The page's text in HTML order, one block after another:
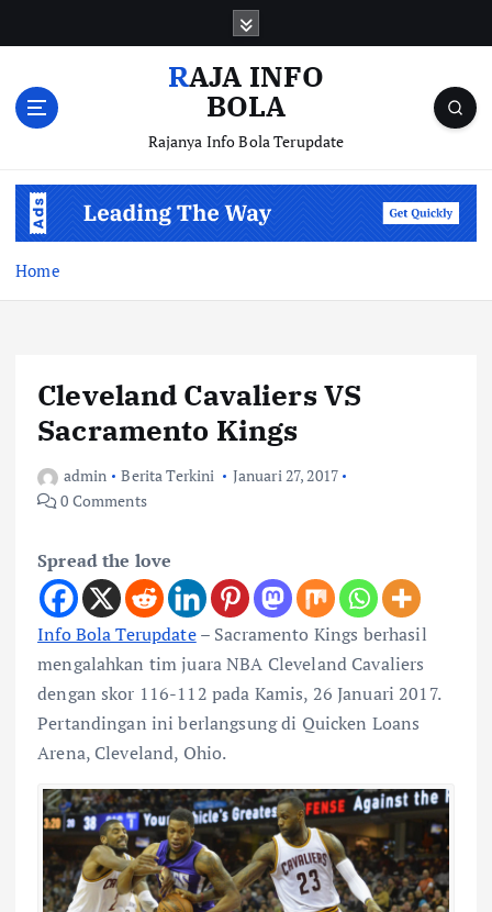
RAJA INFO
BOLA
Rajanya Info Bola Terupdate
Home
Cleveland Cavaliers VS
Sacramento Kings
admin Berita Terkini
Januari 27, 2017
0 Comments
Spread the love
Info Bola Terupdate– Sacramento Kings berhasil
mengalahkan tim juara NBA Cleveland Cavaliers
dengan skor 116-112 pada Kamis, 26 Januari 2017.
Pertandingan ini berlangsung di Quicken Loans
Arena, Cleveland, Ohio.